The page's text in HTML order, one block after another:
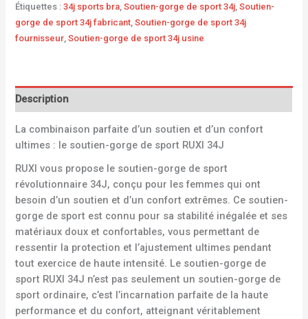
Étiquettes :34j sports bra ,Soutien-gorge de sport 34j ,Soutien-
gorge de sport 34j fabricant ,Soutien-gorge de sport 34j
fournisseur ,Soutien-gorge de sport 34j usine
Description
La combinaison parfaite d’un soutien et d’un confort
ultimes : le soutien-gorge de sport RUXI 34J
RUXI vous propose le soutien-gorge de sport
révolutionnaire 34J, conçu pour les femmes qui ont
besoin d’un soutien et d’un confort extrêmes. Ce soutien-
gorge de sport est connu pour sa stabilité inégalée et ses
matériaux doux et confortables, vous permettant de
ressentir la protection et l’ajustement ultimes pendant
tout exercice de haute intensité. Le soutien-gorge de
sport RUXI 34J n’est pas seulement un soutien-gorge de
sport ordinaire, c’est l’incarnation parfaite de la haute
performance et du confort, atteignant véritablement